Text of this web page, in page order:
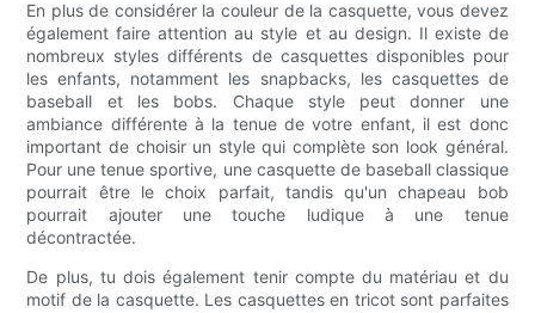
En plus de considérer la couleur de la casquette, vous devez
également faire attention au style et au design. Il existe de
nombreux styles différents de casquettes disponibles pour
les enfants, notamment les snapbacks, les casquettes de
baseball et les bobs. Chaque style peut donner une
ambiance différente à la tenue de votre enfant, il est donc
important de choisir un style qui complète son look général.
Pour une tenue sportive, une casquette de baseball classique
pourrait être le choix parfait, tandis qu'un chapeau bob
pourrait ajouter une touche ludique à une tenue
décontractée.
De plus, tu dois également tenir compte du matériau et du
motif de la casquette. Les casquettes en tricot sont parfaites